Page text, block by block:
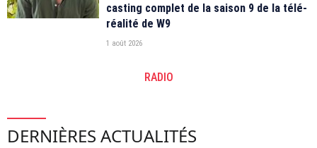
casting complet de la saison 9 de la télé-
réalité de W9
1 août 2026
RADIO
DERNIÈRES ACTUALITÉS